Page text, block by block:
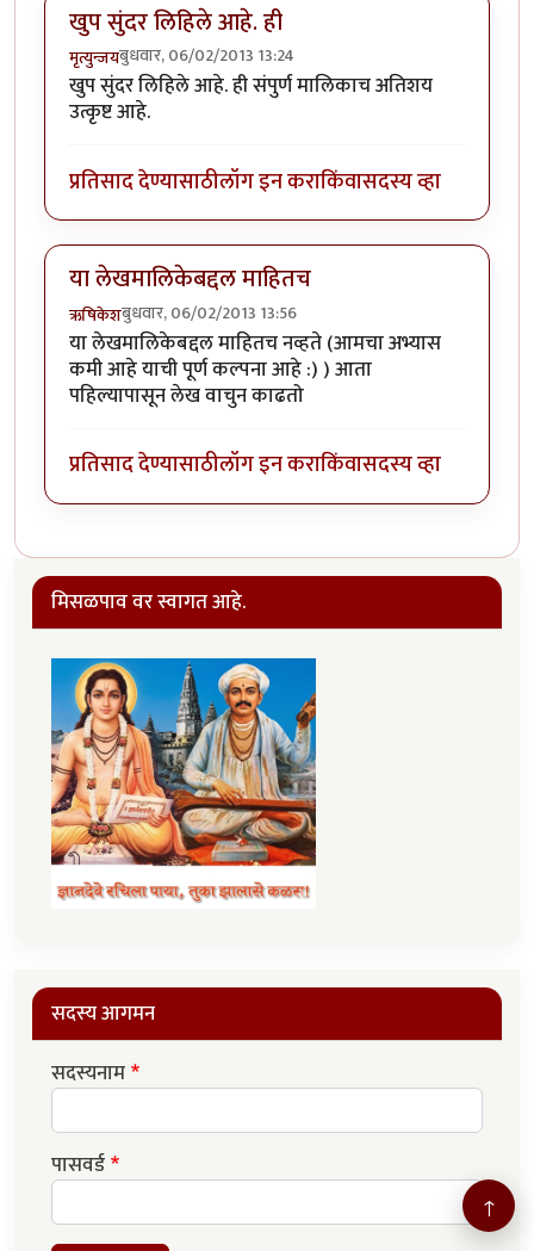
खुप सुंदर लिहिले आहे. ही
मृत्युन्जयबुधवार, 06/02/2013 13:24
खुप सुंदर लिहिले आहे. ही संपुर्ण मालिकाच अतिशय
उत्कृष्ट आहे.
प्रतिसाद देण्यासाठीलॉग इन कराकिंवासदस्य व्हा
या लेखमालिकेबद्दल माहितच
ऋषिकेशबुधवार, 06/02/2013 13:56
या लेखमालिकेबद्दल माहितच नव्हते (आमचा अभ्यास
कमी आहे याची पूर्ण कल्पना आहे :) ) आता
पहिल्यापासून लेख वाचुन काढतो
प्रतिसाद देण्यासाठीलॉग इन कराकिंवासदस्य व्हा
मिसळपाव वर स्वागत आहे.
सदस्य आगमन
सदस्यनाम
पासवर्ड
↑